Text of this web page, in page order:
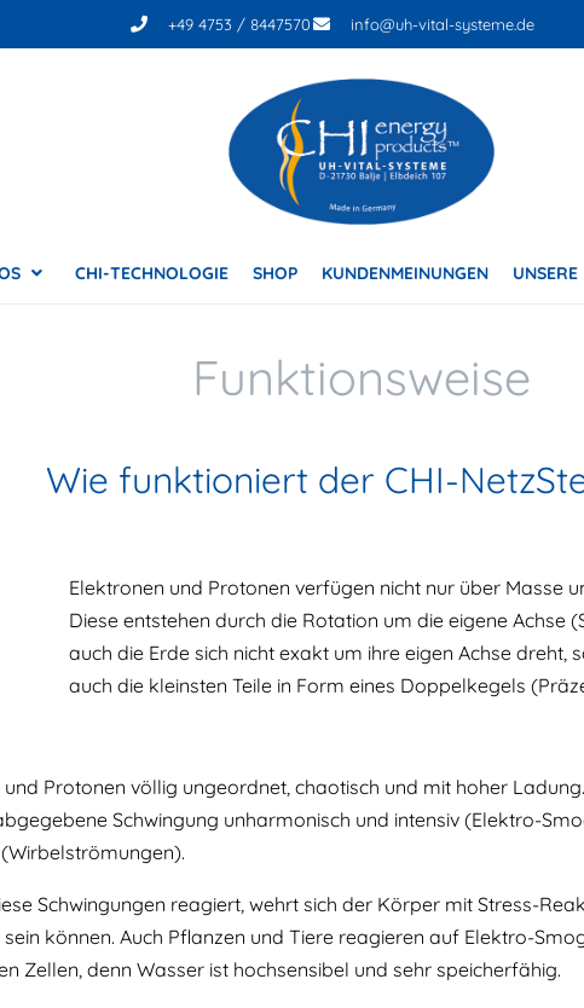
+49 4753 / 8447570 info@uh-vital-systeme.de
CHI-TECHNOLOGIE SHOP KUNDENMEINUNGEN
Funktionsweise
Wie funktioniert der CHI-
Elektronen und Protonen verfügen nicht nur über Masse
Diese entstehen durch die Rotation um die eigene Achse
auch die Erde sich nicht exakt um ihre eigen Achse dreht,
auch die kleinsten Teile in Form eines Doppelkegels
Protonen völlig ungeordnet, chaotisch und mit hoher Ladung.
Schwingung unharmonisch und intensiv (Elektro-
Schwingungen reagiert, wehrt sich der Körper mit Stress-
können. Auch Pflanzen und Tiere reagieren auf Elektro-
Zellen, denn Wasser ist hochsensibel und sehr speicherfähig.